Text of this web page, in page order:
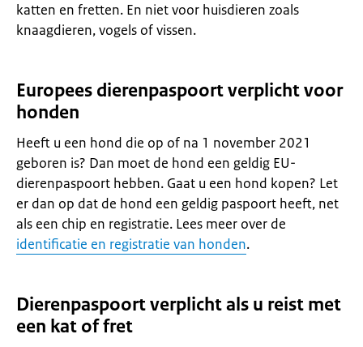
katten en fretten. En niet voor huisdieren zoals
knaagdieren, vogels of vissen.
Europees dierenpaspoort verplicht voor
honden
Heeft u een hond die op of na 1 november 2021
geboren is? Dan moet de hond een geldig EU-
dierenpaspoort hebben. Gaat u een hond kopen? Let
er dan op dat de hond een geldig paspoort heeft, net
als een chip en registratie. Lees meer over de
identificatie en registratie van honden.
Dierenpaspoort verplicht als u reist met
een kat of fret